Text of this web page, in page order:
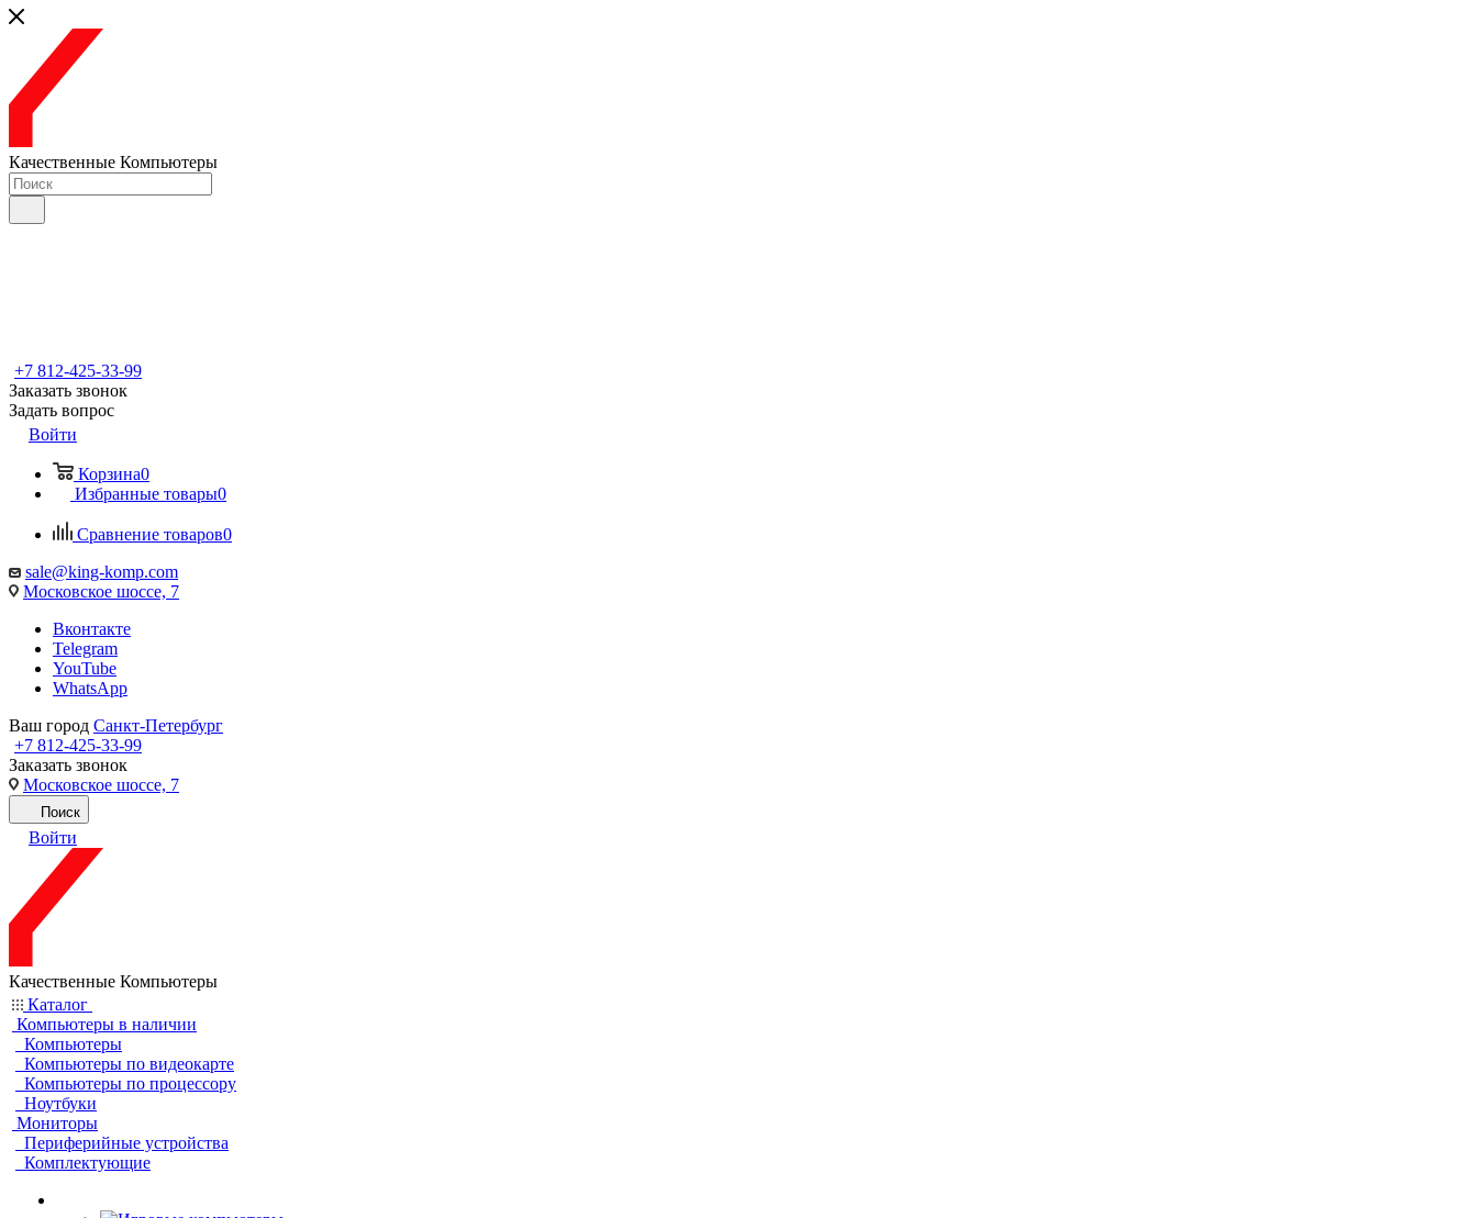
Качественные Компьютеры
+7 812-425-33-99
Заказать звонок
Задать вопрос
Войти
Корзина0
Избранные товары0
Сравнение товаров0
sale@king-komp.com
Московское шоссе, 7
Вконтакте
Telegram
YouTube
WhatsApp
Ваш город Санкт-Петербург
+7 812-425-33-99
Заказать звонок
Московское шоссе, 7
Поиск
Войти
Качественные Компьютеры
Каталог
Компьютеры в наличии
Компьютеры
Компьютеры по видеокарте
Компьютеры по процессору
Ноутбуки
Мониторы
Периферийные устройства
Комплектующие